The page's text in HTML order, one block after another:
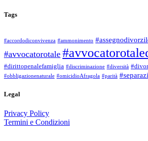
Tags
#accordodiconvivenza #ammonimento
#avvocatorotale
#dirittopenalefamiglia #discriminazione #diversità
#obbligazionenaturale #omicidioAfragola #parità
Legal
Privacy Policy
Termini e Condizioni